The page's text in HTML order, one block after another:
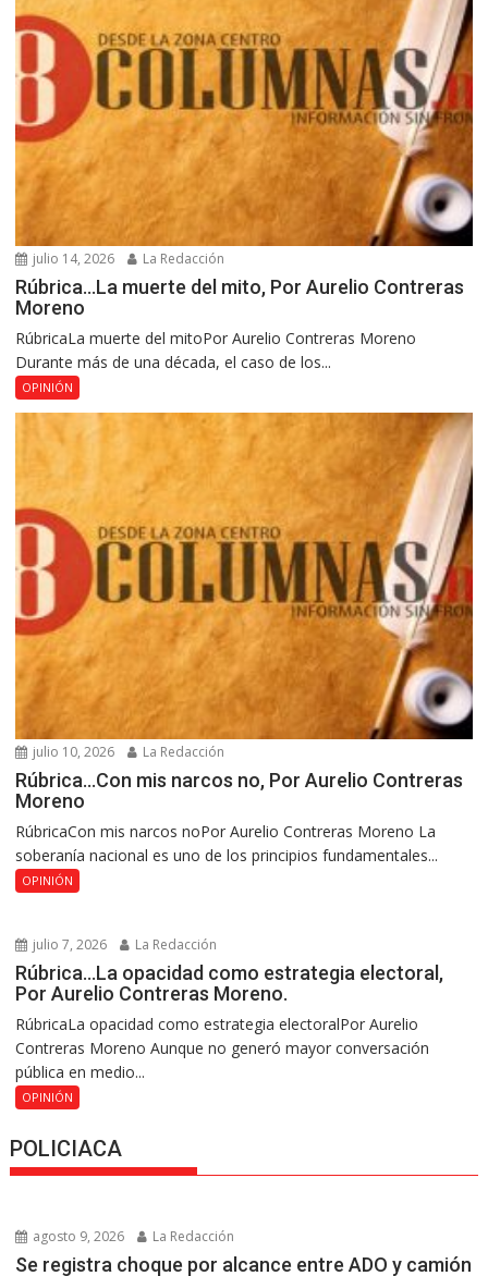
julio 14, 2026 La Redacción
Rúbrica…La muerte del mito, Por Aurelio Contreras
Moreno
RúbricaLa muerte del mitoPor Aurelio Contreras Moreno
Durante más de una década, el caso de los...
OPINIÓN
julio 10, 2026 La Redacción
Rúbrica…Con mis narcos no, Por Aurelio Contreras
Moreno
RúbricaCon mis narcos noPor Aurelio Contreras Moreno La
soberanía nacional es uno de los principios fundamentales...
OPINIÓN
julio 7, 2026 La Redacción
Rúbrica…La opacidad como estrategia electoral,
Por Aurelio Contreras Moreno.
RúbricaLa opacidad como estrategia electoralPor Aurelio
Contreras Moreno Aunque no generó mayor conversación
pública en medio...
OPINIÓN
POLICIACA
agosto 9, 2026 La Redacción
Se registra choque por alcance entre ADO y camión